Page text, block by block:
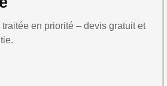
en priorité – devis gratuit et